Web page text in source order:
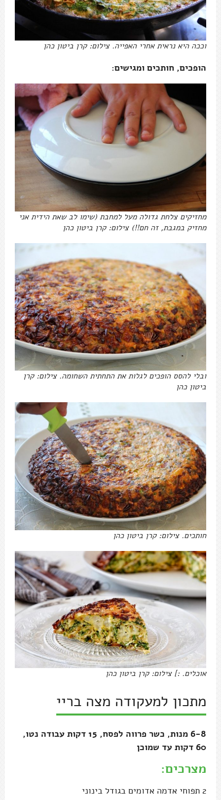
וככה היא נראית אחרי האפייה. צילום: קרן ביטון כהן
הופכים, חותכים ומגישים:
מחזיקים צלחת גדולה מעל למחבת (שימו לב שאת הידית אני
מחזיק במגבת, זה חם!!) צילום: קרן ביטון כהן
ובלי להסס הופכים לגלות את התחתית השחומה. צילום: קרן
ביטון כהן
חותכים. צילום: קרן ביטון כהן
אוכלים. :] צילום: קרן ביטון כהן
מתכון למעקודה מצה בריי
6-8 מנות, כשר פרווה לפסח, 15 דקות עבודה נטו,
60 דקות עד שמוכן
מצרכים:
2 תפוחי אדמה אדומים בגודל בינוני